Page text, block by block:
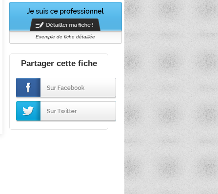
Exemple de fiche détaillée
Partager cette fiche